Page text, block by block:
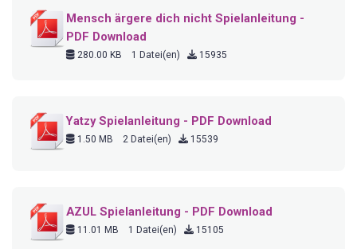
Mensch ärgere dich nicht Spielanleitung -
PDF Download
280.00 KB 1 Datei(en) 15935
Yatzy Spielanleitung - PDF Download
1.50 MB 2 Datei(en) 15539
AZUL Spielanleitung - PDF Download
11.01 MB 1 Datei(en) 15105